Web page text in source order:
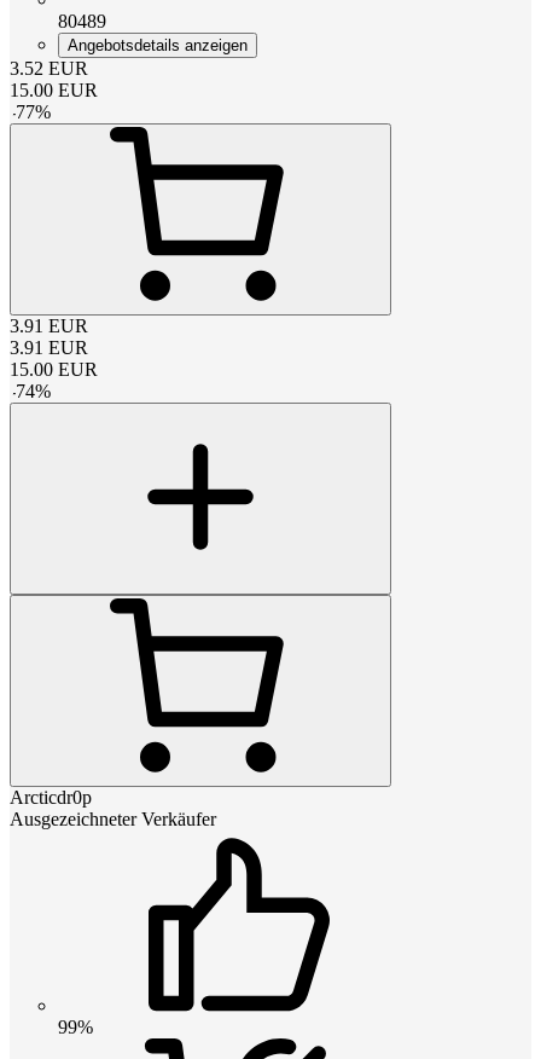
80489
Angebotsdetails anzeigen
3.52 EUR
15.00 EUR
-77%
3.91 EUR
3.91 EUR
15.00 EUR
-74%
Arcticdr0p
Ausgezeichneter Verkäufer
99%